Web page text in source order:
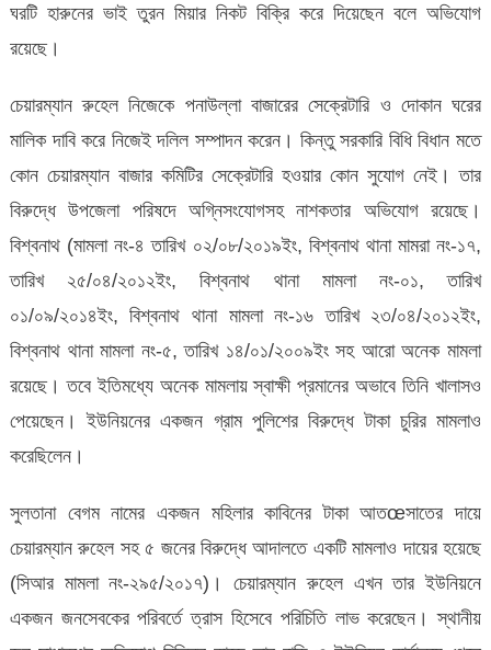
ঘরটি হারুনের ভাই তুরন মিয়ার নিকট বিক্রি করে দিয়েছেন বলে অভিযোগ
রয়েছে।
চেয়ারম্যান রুহেল নিজেকে পনাউল্লা বাজারের সেক্রেটারি ও দোকান ঘরের
মালিক দাবি করে নিজেই দলিল সম্পাদন করেন। কিন্তু সরকারি বিধি বিধান মতে
কোন চেয়ারম্যান বাজার কমিটির সেক্রেটারি হওয়ার কোন সুযোগ নেই। তার
বিরুদ্ধে উপজেলা পরিষদে অগ্নিসংযোগসহ নাশকতার অভিযোগ রয়েছে।
বিশ্বনাথ (মামলা নং-৪ তারিখ ০২/০৮/২০১৯ইং, বিশ্বনাথ থানা মামরা নং-১৭,
তারিখ ২৫/০৪/২০১২ইং, বিশ্বনাথ থানা মামলা নং-০১, তারিখ
০১/০৯/২০১৪ইং, বিশ্বনাথ থানা মামলা নং-১৬ তারিখ ২৩/০৪/২০১২ইং,
বিশ্বনাথ থানা মামলা নং-৫, তারিখ ১৪/০১/২০০৯ইং সহ আরো অনেক মামলা
রয়েছে। তবে ইতিমধ্যে অনেক মামলায় স্বাক্ষী প্রমানের অভাবে তিনি খালাসও
পেয়েছেন। ইউনিয়নের একজন গ্রাম পুলিশের বিরুদ্ধে টাকা চুরির মামলাও
করেছিলেন।
সুলতানা বেগম নামের একজন মহিলার কাবিনের টাকা আতœসাতের দায়ে
চেয়ারম্যান রুহেল সহ ৫ জনের বিরুদ্ধে আদালতে একটি মামলাও দায়ের হয়েছে
(সিআর মামলা নং-২৯৫/২০১৭)। চেয়ারম্যান রুহেল এখন তার ইউনিয়নে
একজন জনসেবকের পরিবর্তে ত্রাস হিসেবে পরিচিতি লাভ করেছেন। স্থানীয়